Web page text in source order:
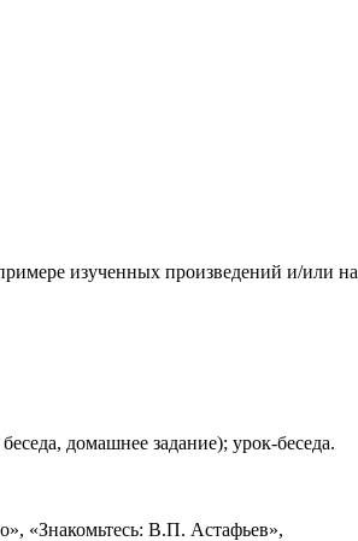
изученных произведений и/или на
домашнее задание); урок-беседа.
«Знакомьтесь: В.П. Астафьев»,